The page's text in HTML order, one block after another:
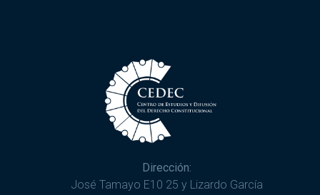
Dirección:
José Tamayo E10 25 y Lizardo García